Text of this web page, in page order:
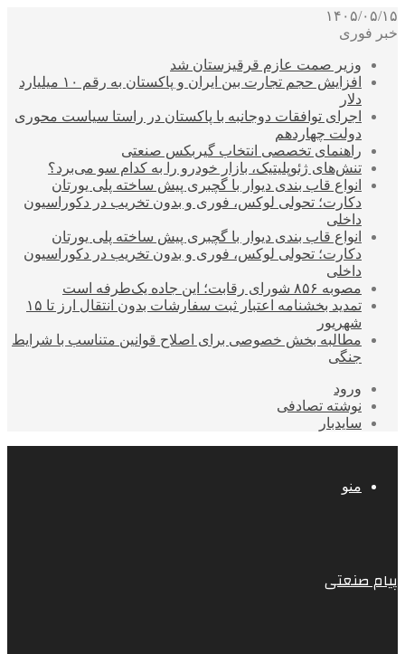
۱۴۰۵/۰۵/۱۵
خبر فوری
وزیر صمت عازم قرقیزستان شد
افزایش حجم تجارت بین ایران و پاکستان به رقم ۱۰ میلیارد
دلار
اجرای توافقات دوجانبه با پاکستان در راستا سیاست محوری
دولت چهاردهم
راهنمای تخصصی انتخاب گیربکس صنعتی
تنش‌های ژئوپلیتیک، بازار خودرو را به کدام سو می‌برد؟
انواع قاب بندی دیوار با گچبری پیش ساخته پلی یورتان
دکارت؛ تحولی لوکس، فوری و بدون تخریب در دکوراسیون
داخلی
انواع قاب بندی دیوار با گچبری پیش ساخته پلی یورتان
دکارت؛ تحولی لوکس، فوری و بدون تخریب در دکوراسیون
داخلی
مصوبه ۸۵۶ شورای رقابت؛ این جاده یک‌طرفه است
تمدید بخشنامه اعتبار ثبت سفارشات بدون انتقال ارز تا ۱۵
شهریور
مطالبه بخش خصوصی برای اصلاح قوانین متناسب با شرایط
جنگی
ورود
نوشته تصادفی
سایدبار
منو
پیام صنعتی